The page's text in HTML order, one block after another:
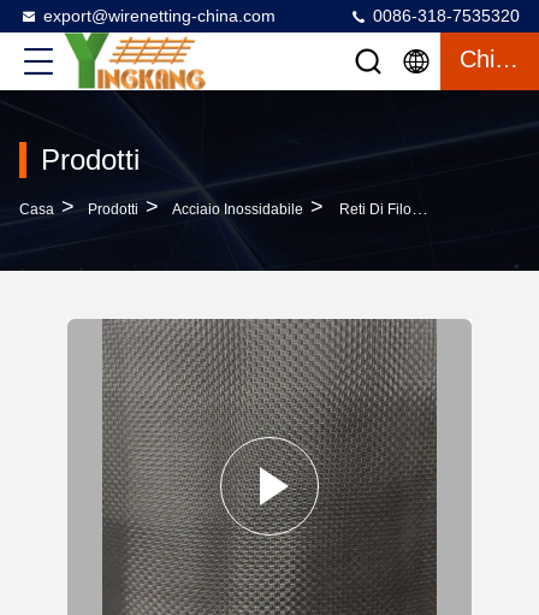
export@wirenetting-china.com 0086-318-7535320
Chiacchierata
Prodotti
Casa > Prodotti > Acciaio Inossidabile > Reti Di Filo Di Acciaio 304 Per La Protezione Dei Balconi